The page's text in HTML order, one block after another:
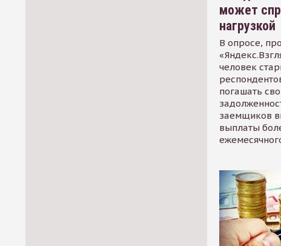
может
нагрузкой
В опросе,
человек
погашать
заемщиков
выплаты